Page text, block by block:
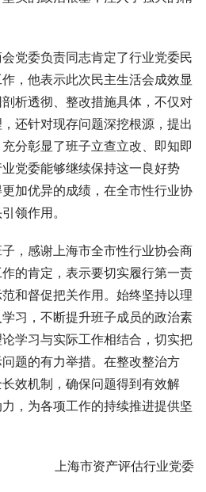
党委负责同志肯定了行业党委民
，他表示此次民主生活会成效显
析透彻、整改措施具体，不仅对
还针对现存问题深挖根源，提出
分彰显了班子立查立改、即知即
党委能够继续保持这一良好势
加优异的成绩，在全市性行业协
领作用。
，感谢上海市全市性行业协会商
的肯定，表示要切实履行第一责
和督促把关作用。始终坚持以理
习，不断提升班子成员的政治素
学习与实际工作相结合，切实把
题的有力举措。在整改整治方
效机制，确保问题得到有效解
，为各项工作的持续推进提供坚
上海市资产评估行业党委